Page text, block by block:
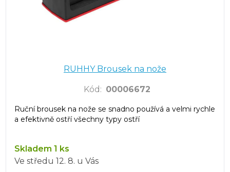
RUHHY Brousek na nože
Kód : 00006672
Ruční brousek na nože se snadno používá a velmi rychle
a efektivně ostří všechny typy ostří
Skladem 1 ks
Ve středu 12. 8. u Vás